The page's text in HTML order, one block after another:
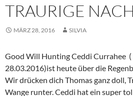
TRAURIGE
MÄRZ 28, 2016 SILVIA
Good Will Hunting Ceddi Currahee (
28.03.2016)ist heute über die
Wir drücken dich Thomas ganz doll,
Wange runter. Ceddi hat ein super